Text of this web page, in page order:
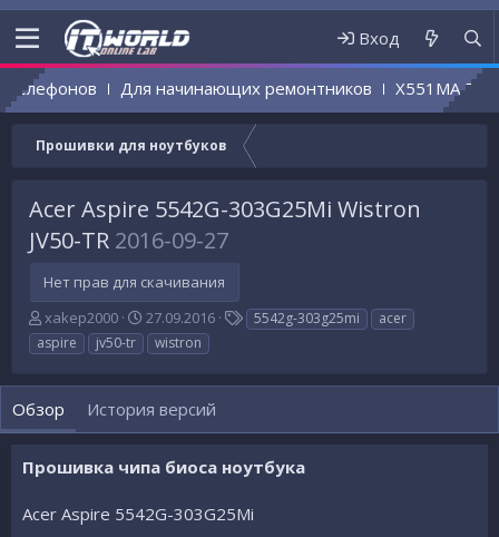
Вход
Для начинающих ремонтников X551MA
Прошивки для ноутбуков
Acer Aspire 5542G-303G25Mi Wistron
JV50-TR 2016-09-27
Нет прав для скачивания
А
в
т
xakep2000
Д
а
т
о
з
а
и
27.09.2016
Т 5542g-303g25mi
acer
aspire
jv50-tr wistron
Обзор История версий
Прошивка чипа биоса ноутбука
Acer Aspire 5542G-303G25Mi